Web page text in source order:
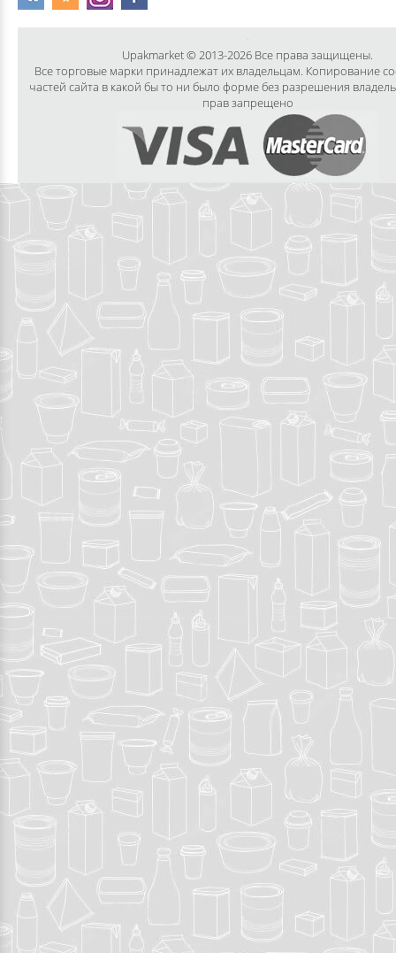
Upakmarket © 2013-2026 Все права защищены.
Все торговые марки принадлежат их владельцам. Копирование
частей сайта в какой бы то ни было форме без разрешения
прав запрещено